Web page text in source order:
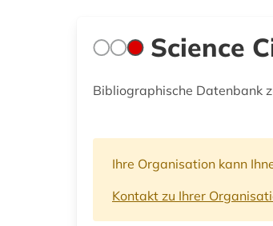
Science
Bibliographische Datenbank
Ihre Organisation kann
Kontakt zu Ihrer